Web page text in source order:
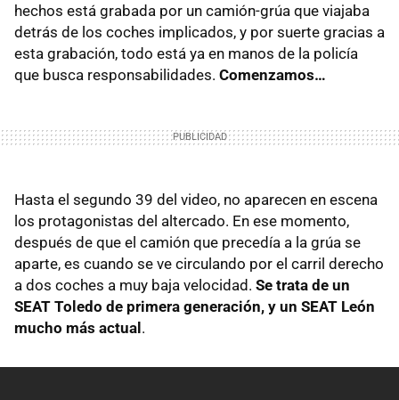
hechos está grabada por un camión-grúa que viajaba
detrás de los coches implicados, y por suerte gracias a
esta grabación, todo está ya en manos de la policía
que busca responsabilidades. Comenzamos…
Hasta el segundo 39 del video, no aparecen en escena
los protagonistas del altercado. En ese momento,
después de que el camión que precedía a la grúa se
aparte, es cuando se ve circulando por el carril derecho
a dos coches a muy baja velocidad. Se trata de un
SEAT Toledo de primera generación, y un SEAT León
mucho más actual.